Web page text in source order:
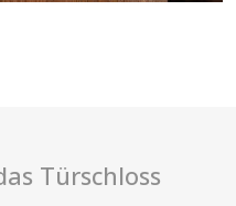
Türschloss